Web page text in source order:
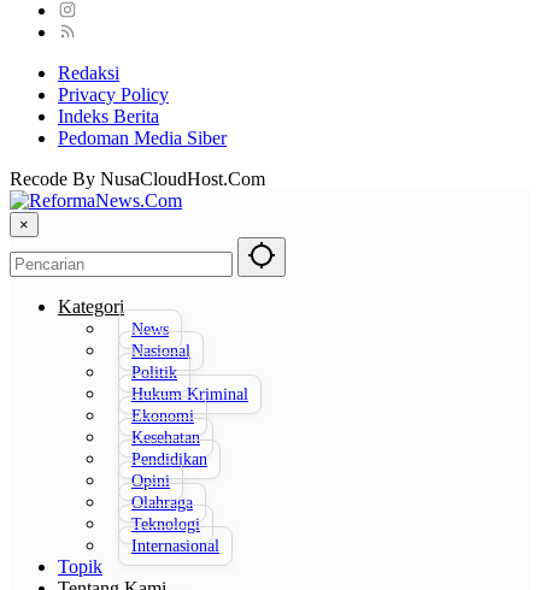
Redaksi
Privacy Policy
Indeks Berita
Pedoman Media Siber
Recode By NusaCloudHost.Com
×
Kategori
News
Nasional
Politik
Hukum Kriminal
Ekonomi
Kesehatan
Pendidikan
Opini
Olahraga
Teknologi
Internasional
Topik